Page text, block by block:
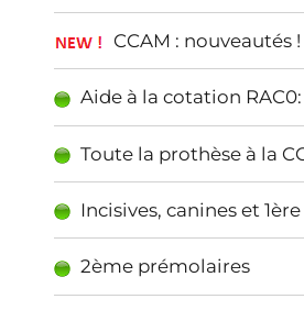
CCAM : nouveautés !
Aide à la cotation
Toute la prothèse à la
Incisives, canines et
2ème prémolaires